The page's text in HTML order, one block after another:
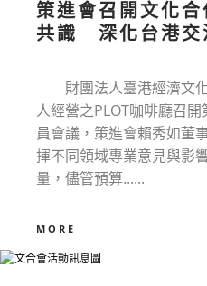
策進會召開文化
共識 深化台港交
財團法人臺港經濟文化
人經營之PLOT咖啡廳召
員會議，策進會賴秀如董
揮不同領域專業意見與影
量，儘管預算......
MORE